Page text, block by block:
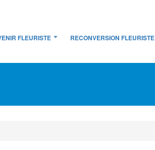
FLEURISTE RECONVERSION FLEURISTE